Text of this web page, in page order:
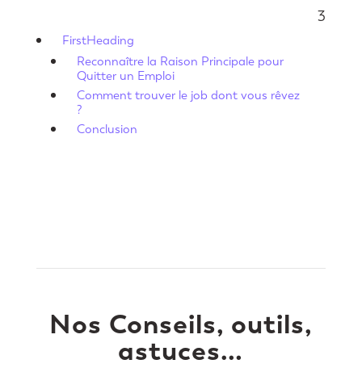
3
FirstHeading
Reconnaître la Raison Principale pour
Quitter un Emploi
Comment trouver le job dont vous rêvez
?
Conclusion
Nos Conseils, outils,
astuces…